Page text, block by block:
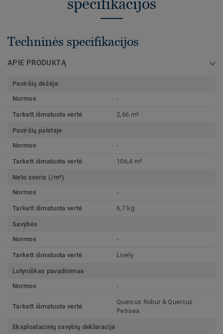
specifikacijos
Techninės specifikacijos
APIE PRODUKTĄ
Paviršių dėžėje
Normos
-
Tarkett išmatuota vertė 2,66 m²
Paviršių paletėje
Normos
-
Tarkett išmatuota vertė 106,4 m²
Neto svoris (/m²)
Normos
-
Tarkett išmatuota vertė 6,7 kg
Savybės
Normos
-
Tarkett išmatuota vertė Lively
Lotyniškas pavadinimas
Normos
-
Tarkett išmatuota vertė
Quercus Robur & Quercus
Petraea
Eksploatacinių savybių deklaracija